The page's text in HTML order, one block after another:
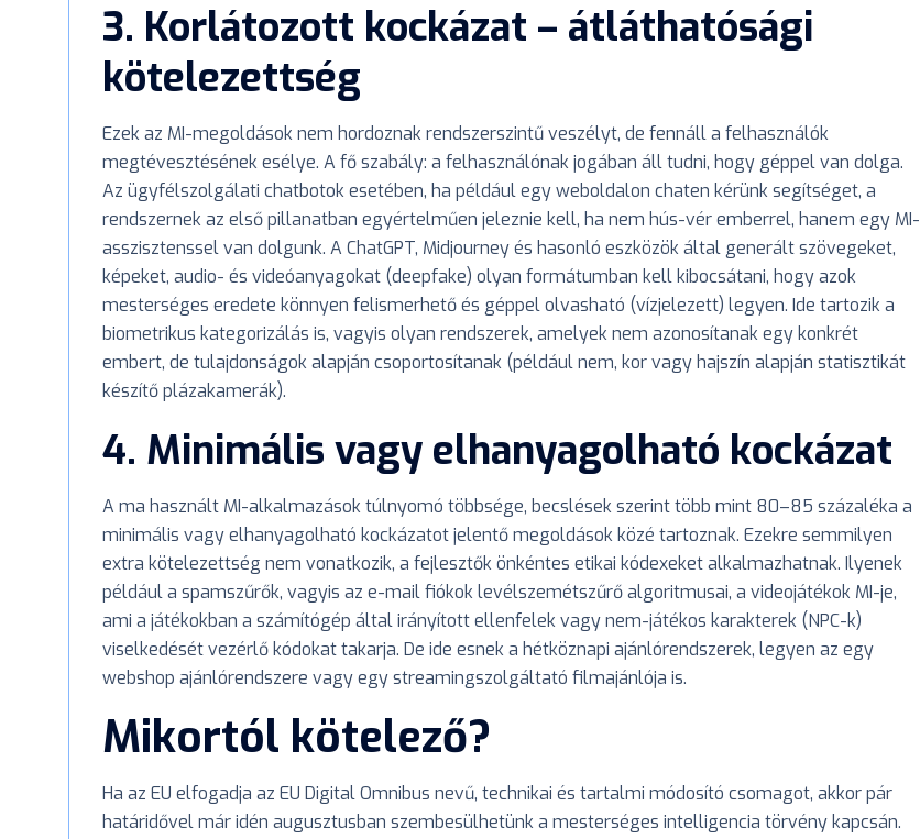
3. Korlátozott kockázat – átláthatósági
kötelezettség
Ezek az MI-megoldások nem hordoznak rendszerszintű veszélyt, de fennáll a felhasználók
megtévesztésének esélye. A fő szabály: a felhasználónak jogában áll tudni, hogy géppel van dolga.
Az ügyfélszolgálati chatbotok esetében, ha például egy weboldalon chaten kérünk segítséget, a
rendszernek az első pillanatban egyértelműen jeleznie kell, ha nem hús-vér emberrel, hanem egy MI-
asszisztenssel van dolgunk. A ChatGPT, Midjourney és hasonló eszközök által generált szövegeket,
képeket, audio- és videóanyagokat (deepfake) olyan formátumban kell kibocsátani, hogy azok
mesterséges eredete könnyen felismerhető és géppel olvasható (vízjelezett) legyen. Ide tartozik a
biometrikus kategorizálás is, vagyis olyan rendszerek, amelyek nem azonosítanak egy konkrét
embert, de tulajdonságok alapján csoportosítanak (például nem, kor vagy hajszín alapján statisztikát
készítő plázakamerák).
4. Minimális vagy elhanyagolható kockázat
A ma használt MI-alkalmazások túlnyomó többsége, becslések szerint több mint 80–85 százaléka a
minimális vagy elhanyagolható kockázatot jelentő megoldások közé tartoznak. Ezekre semmilyen
extra kötelezettség nem vonatkozik, a fejlesztők önkéntes etikai kódexeket alkalmazhatnak. Ilyenek
például a spamszűrők, vagyis az e-mail fiókok levélszemétszűrő algoritmusai, a videojátékok MI-je,
ami a játékokban a számítógép által irányított ellenfelek vagy nem-játékos karakterek (NPC-k)
viselkedését vezérlő kódokat takarja. De ide esnek a hétköznapi ajánlórendszerek, legyen az egy
webshop ajánlórendszere vagy egy streamingszolgáltató filmajánlója is.
Mikortól kötelező?
Ha az EU elfogadja az EU Digital Omnibus nevű, technikai és tartalmi módosító csomagot, akkor pár
határidővel már idén augusztusban szembesülhetünk a mesterséges intelligencia törvény kapcsán.